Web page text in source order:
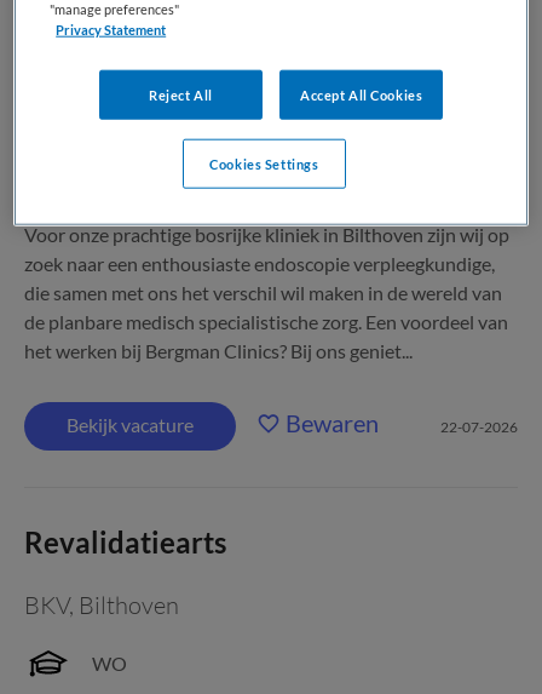
Bergman Clinics
Tijdelijk dienstverband
Voor onze prachtige bosrijke kliniek in Bilthoven zijn wij op
zoek naar een enthousiaste endoscopie verpleegkundige,
die samen met ons het verschil wil maken in de wereld van
de planbare medisch specialistische zorg. Een voordeel van
het werken bij Bergman Clinics? Bij ons geniet...
Bekijk vacature Bewaren 22-07-2026
Revalidatiearts
BKV, Bilthoven
WO
"manage preferences"
Privacy Statement
Reject All Accept All Cookies
Cookies Settings